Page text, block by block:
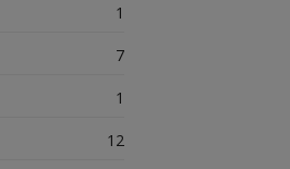
1
7
1
12